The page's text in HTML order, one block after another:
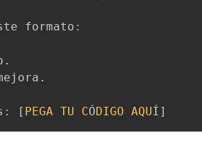
formato :
.
.
: [ PEGA TU CÓDIGO AQUÍ ]